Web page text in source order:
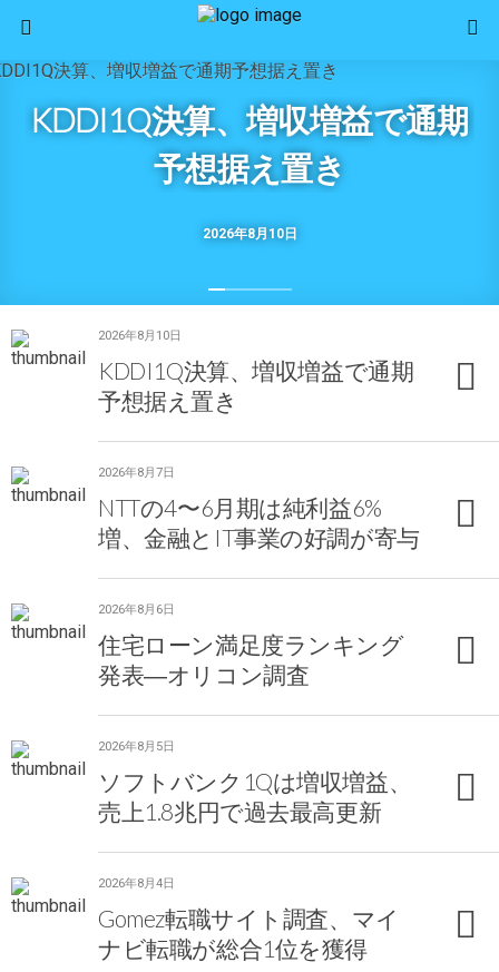
2026年8月10日
KDDI1Q決算、増収増益で通期
予想据え置き
2026年8月10日
KDDI1Q決算、増収増益で通期
予想据え置き
2026年8月7日
NTTの4〜6月期は純利益6%
増、金融とIT事業の好調が寄与
2026年8月6日
住宅ローン満足度ランキング
発表―オリコン調査
2026年8月5日
ソフトバンク1Qは増収増益、
売上1.8兆円で過去最高更新
2026年8月4日
Gomez転職サイト調査、マイ
ナビ転職が総合1位を獲得